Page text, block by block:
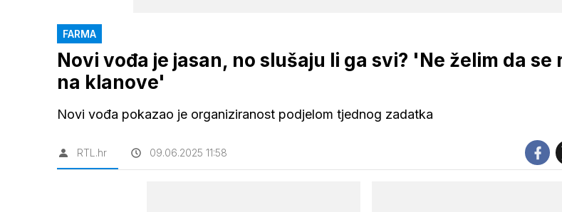
FARMA
Novi vođa je jasan, no slušaju li ga svi? 'Ne želim da se
na klanove'
Novi vođa pokazao je organiziranost podjelom tjednog zadatka
RTL.hr 09.06.2025 11:58